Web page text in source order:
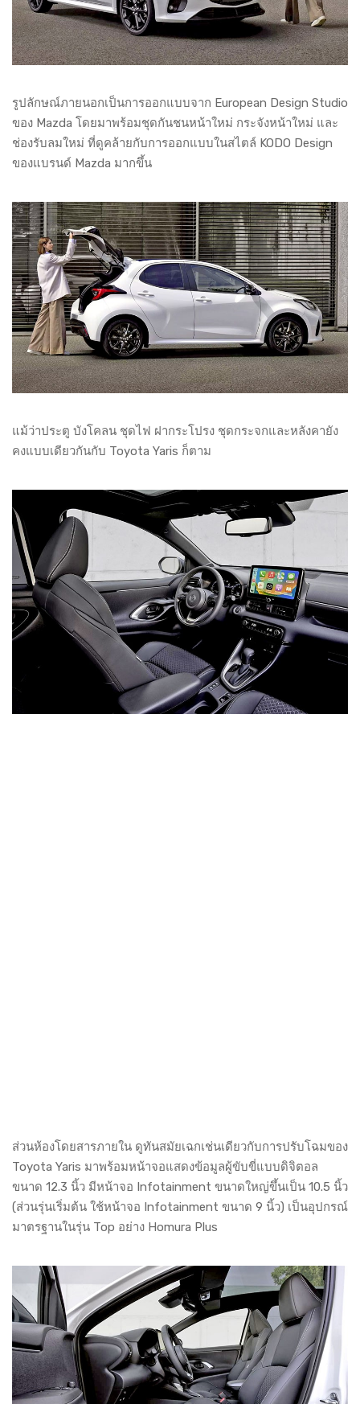
รูปลักษณ์ภายนอกเป็นการออกแบบจาก European Design Studio
ของ Mazda โดยมาพร้อมชุดกันชนหน้าใหม่ กระจังหน้าใหม่ และ
ช่องรับลมใหม่ ที่ดูคล้ายกับการออกแบบในสไตล์ KODO Design
ของแบรนด์ Mazda มากขึ้น
แม้ว่าประตู บังโคลน ชุดไฟ ฝากระโปรง ชุดกระจกและหลังคายัง
คงแบบเดียวกันกับ Toyota Yaris ก็ตาม
ส่วนห้องโดยสารภายใน ดูทันสมัยเฉกเช่นเดียวกับการปรับโฉมของ
Toyota Yaris มาพร้อมหน้าจอแสดงข้อมูลผู้ขับขี่แบบดิจิตอล
ขนาด 12.3 นิ้ว มีหน้าจอ Infotainment ขนาดใหญ่ขึ้นเป็น 10.5 นิ้ว
(ส่วนรุ่นเริ่มต้น ใช้หน้าจอ Infotainment ขนาด 9 นิ้ว) เป็นอุปกรณ์
มาตรฐานในรุ่น Top อย่าง Homura Plus